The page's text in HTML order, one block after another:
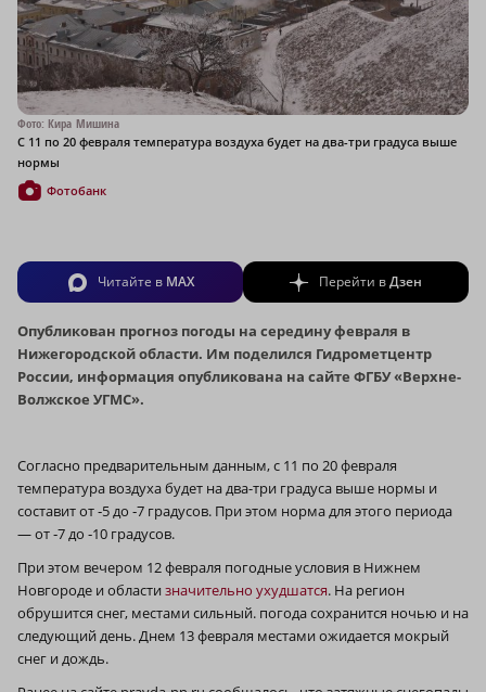
Фото: Кира Мишина
С 11 по 20 февраля температура воздуха будет на два-три градуса выше
нормы
Фотобанк
Читайте в MAX Перейти вДзен
Опубликован прогноз погоды на середину февраля в
Нижегородской области. Им поделился Гидрометцентр
России, информация опубликована на сайте ФГБУ «Верхне-
Волжское УГМС».
Согласно предварительным данным, с 11 по 20 февраля
температура воздуха будет на два-три градуса выше нормы и
составит от ‑5 до ‑7 градусов. При этом норма для этого периода
— от ‑7 до ‑10 градусов.
При этом вечером 12 февраля погодные условия в Нижнем
Новгороде и области значительно ухудшатся. На регион
обрушится снег, местами сильный. погода сохранится ночью и на
следующий день. Днем 13 февраля местами ожидается мокрый
снег и дождь.